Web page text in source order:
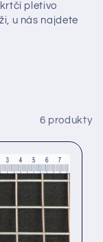
pletivo
u nás najdete
6 produkty